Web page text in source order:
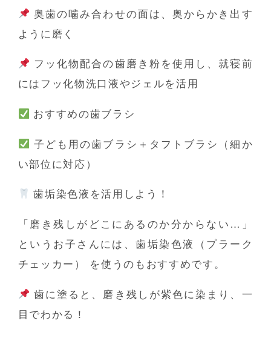
奥歯の噛み合わせの面は、奥からかき出す
ように磨く
フッ化物配合の歯磨き粉を使用し、就寝前
にはフッ化物洗口液やジェルを活用
おすすめの歯ブラシ
子ども用の歯ブラシ＋タフトブラシ（細か
い部位に対応）
歯垢染色液を活用しよう！
「磨き残しがどこにあるのか分からない…」
というお子さんには、歯垢染色液（プラーク
チェッカー）
を使うのもおすすめです。
歯に塗ると、磨き残しが紫色に染まり、一
目でわかる！